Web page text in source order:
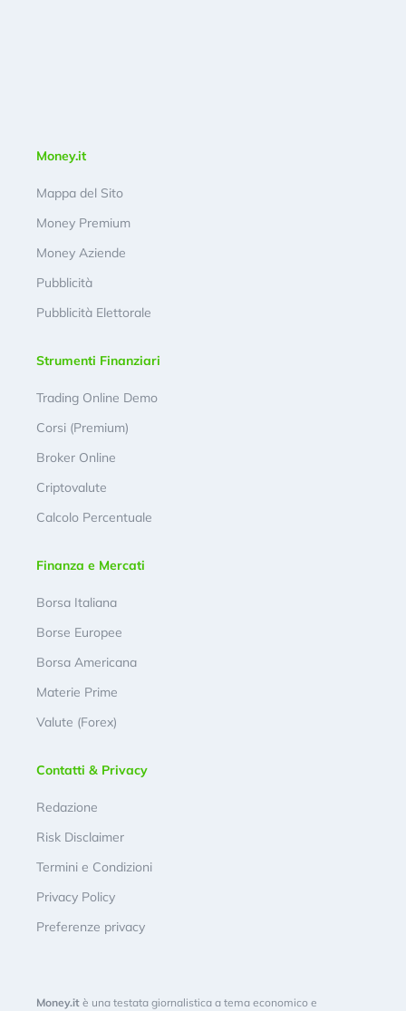
Money.it
Mappa del Sito
Money Premium
Money Aziende
Pubblicità
Pubblicità Elettorale
Strumenti Finanziari
Trading Online Demo
Corsi (Premium)
Broker Online
Criptovalute
Calcolo Percentuale
Finanza e Mercati
Borsa Italiana
Borse Europee
Borsa Americana
Materie Prime
Valute (Forex)
Contatti & Privacy
Redazione
Risk Disclaimer
Termini e Condizioni
Privacy Policy
Preferenze privacy
Money.it è una testata giornalistica a tema economico e